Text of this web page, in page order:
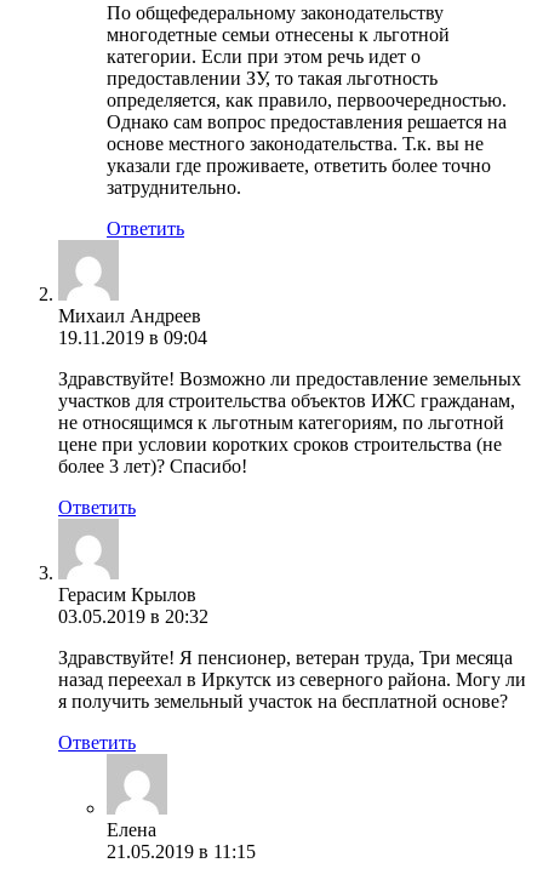
По общефедеральному законодательству
многодетные семьи отнесены к льготной
категории. Если при этом речь идет о
предоставлении ЗУ, то такая льготность
определяется, как правило, первоочередностью.
Однако сам вопрос предоставления решается на
основе местного законодательства. Т.к. вы не
указали где проживаете, ответить более точно
затруднительно.
Ответить
Михаил Андреев
19.11.2019 в 09:04
Здравствуйте! Возможно ли предоставление земельных
участков для строительства объектов ИЖС гражданам,
не относящимся к льготным категориям, по льготной
цене при условии коротких сроков строительства (не
более 3 лет)? Спасибо!
Ответить
Герасим Крылов
03.05.2019 в 20:32
Здравствуйте! Я пенсионер, ветеран труда, Три месяца
назад переехал в Иркутск из северного района. Могу ли
я получить земельный участок на бесплатной основе?
Ответить
Елена
21.05.2019 в 11:15